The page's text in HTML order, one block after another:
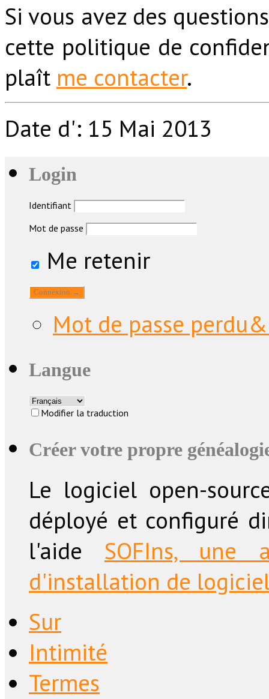
Si vous avez des
cette politique de
plaît me contacter.
Date d': 15 Mai 2013
Login
Identifiant
Mot de passe
Me retenir
Mot de passe
Langue
Modifier la traduction
Créer votre propre
Le logiciel open-
déployé et configuré
l'aide SOFIns, une
d'installation de
Sur
Intimité
Termes